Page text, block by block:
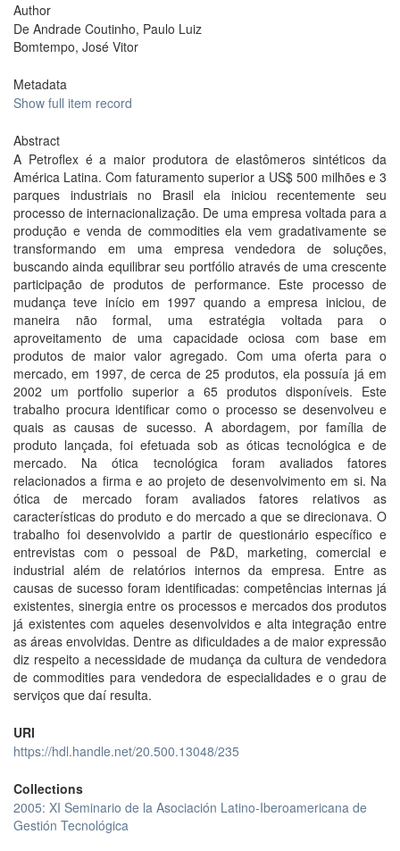
Author
De Andrade Coutinho, Paulo Luiz
Bomtempo, José Vitor
Metadata
Show full item record
Abstract
A Petroflex é a maior produtora de elastômeros sintéticos da
América Latina. Com faturamento superior a US$ 500 milhões e 3
parques industriais no Brasil ela iniciou recentemente seu
processo de internacionalização. De uma empresa voltada para a
produção e venda de commodities ela vem gradativamente se
transformando em uma empresa vendedora de soluções,
buscando ainda equilibrar seu portfólio através de uma crescente
participação de produtos de performance. Este processo de
mudança teve início em 1997 quando a empresa iniciou, de
maneira não formal, uma estratégia voltada para o
aproveitamento de uma capacidade ociosa com base em
produtos de maior valor agregado. Com uma oferta para o
mercado, em 1997, de cerca de 25 produtos, ela possuía já em
2002 um portfolio superior a 65 produtos disponíveis. Este
trabalho procura identificar como o processo se desenvolveu e
quais as causas de sucesso. A abordagem, por família de
produto lançada, foi efetuada sob as óticas tecnológica e de
mercado. Na ótica tecnológica foram avaliados fatores
relacionados a firma e ao projeto de desenvolvimento em si. Na
ótica de mercado foram avaliados fatores relativos as
características do produto e do mercado a que se direcionava. O
trabalho foi desenvolvido a partir de questionário específico e
entrevistas com o pessoal de P&D, marketing, comercial e
industrial além de relatórios internos da empresa. Entre as
causas de sucesso foram identificadas: competências internas já
existentes, sinergia entre os processos e mercados dos produtos
já existentes com aqueles desenvolvidos e alta integração entre
as áreas envolvidas. Dentre as dificuldades a de maior expressão
diz respeito a necessidade de mudança da cultura de vendedora
de commodities para vendedora de especialidades e o grau de
serviços que daí resulta.
URI
https://hdl.handle.net/20.500.13048/235
Collections
2005: XI Seminario de la Asociación Latino-Iberoamericana de
Gestión Tecnológica